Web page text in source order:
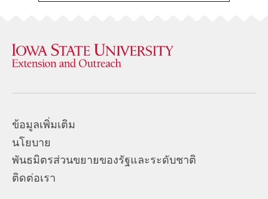
ข้อมูลเพิ่มเติม
นโยบาย
พันธมิตรส่วนขยายของรัฐและระดับชาติ
ติดต่อเรา